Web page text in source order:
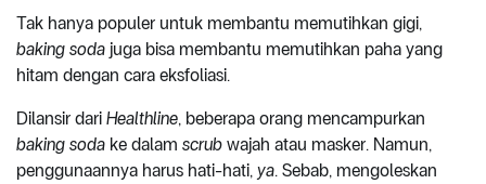
Tak hanya populer untuk membantu memutihkan gigi,
baking soda juga bisa membantu memutihkan paha yang
hitam dengan cara eksfoliasi.
Dilansir dari Healthline, beberapa orang mencampurkan
baking soda ke dalam scrub wajah atau masker. Namun,
penggunaannya harus hati-hati, ya. Sebab, mengoleskan